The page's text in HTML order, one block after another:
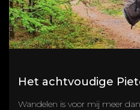
Het achtvoudige
Wandelen is voor mij meer